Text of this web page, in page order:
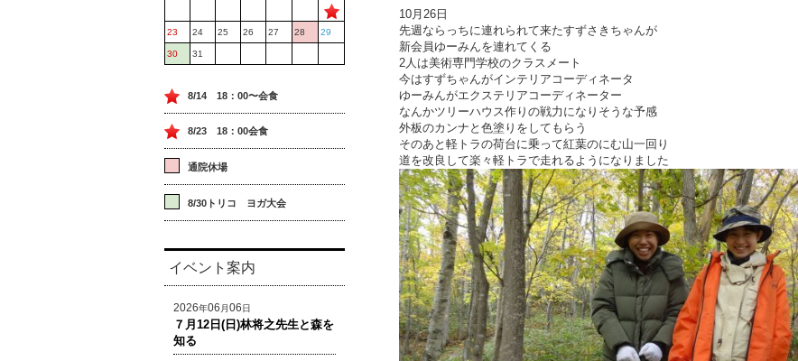
23 24 25 26 27 28 29
30 31
8/14 18：00〜会食
8/23 18：00会食
通院休場
8/30トリコ ヨガ大会
イベント案内
2026年06 月06日
７月12日(日)林将之先生と森を
知る
10月26日
先週ならっちに連れられて来たすずさきちゃんが
新会員ゆーみんを連れてくる
2人は美術専門学校のクラスメート
今はすずちゃんがインテリアコーディネータ
ゆーみんがエクステリアコーディネーター
なんかツリーハウス作りの戦力になりそうな予感
外板のカンナと色塗りをしてもらう
そのあと軽トラの荷台に乗って紅葉のにむ山一回り
道を改良して楽々軽トラで走れるようになりました